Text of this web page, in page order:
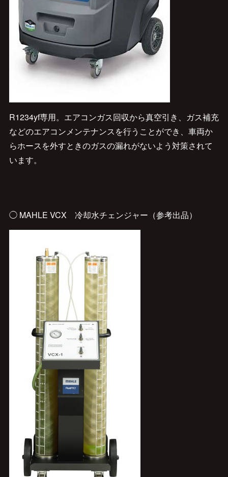
R1234yf専用。エアコンガス回収から真空引き、ガス補充
などのエアコンメンテナンスを行うことができ、車両か
らホースを外すときのガスの漏れがないよう対策されて
います。
◯ MAHLE VCX 冷却水チェンジャー（参考出品）